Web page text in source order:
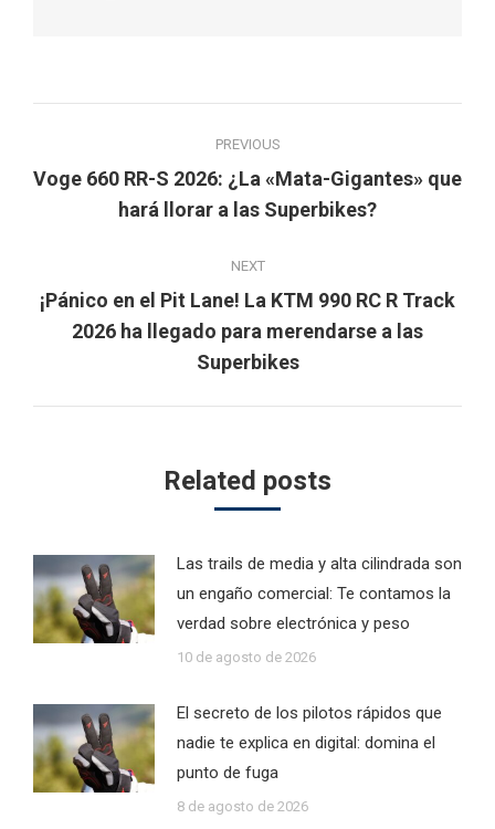
navigation
PREVIOUS
Previous
post:
Voge 660 RR-S 2026: ¿La «Mata-Gigantes» que
hará llorar a las Superbikes?
NEXT
Next
post:
¡Pánico en el Pit Lane! La KTM 990 RC R Track
2026 ha llegado para merendarse a las
Superbikes
Related posts
Las trails de media y alta cilindrada son
un engaño comercial: Te contamos la
verdad sobre electrónica y peso
10 de agosto de 2026
El secreto de los pilotos rápidos que
nadie te explica en digital: domina el
punto de fuga
8 de agosto de 2026